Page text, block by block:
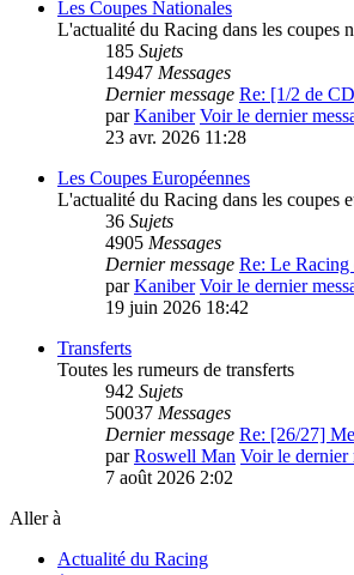
Les Coupes Nationales
L'actualité du Racing dans les coupes
185 Sujets
14947 Messages
Dernier message Re: [1/2 de
parKaniber Voir le dernier
23 avr. 2026 11:28
Les Coupes Européennes
L'actualité du Racing dans les coupes
36 Sujets
4905 Messages
Dernier message Re: Le
parKaniber Voir le dernier
19 juin 2026 18:42
Transferts
Toutes les rumeurs de transferts
942 Sujets
50037 Messages
Dernier message Re: [26/27]
parRoswell Man Voir le dernier
7 août 2026 2:02
Aller à
Actualité du Racing